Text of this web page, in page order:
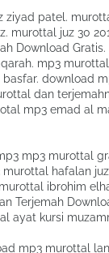
patel.
murottal juz 30
Download
mp3
download
dan
mp3 emad al
mp3 murottal
hafalan
ibrohim
Terjemah
ayat kursi
mp3 murottal